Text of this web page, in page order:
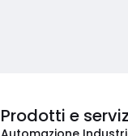
Prodotti e